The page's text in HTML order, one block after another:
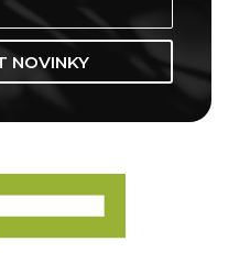
NOVINKY